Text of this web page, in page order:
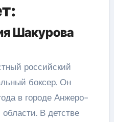
Шакурова
российский
боксер. Он
в городе Анжеро-
В детстве